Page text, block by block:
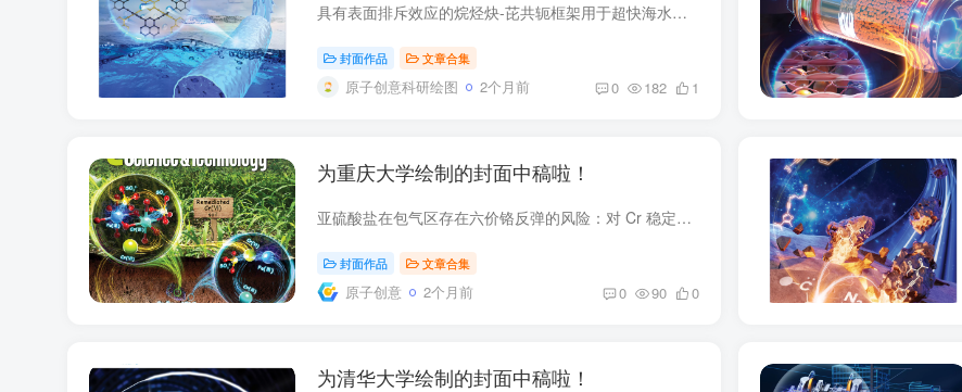
具有表面排斥效应的烷烃炔-芘共轭框架用于超快海水淡化 数十亿人口正遭受清洁水供需失衡的困扰，从而导致全球可持续发展危机。膜脱盐是一种从含盐水中生产淡水的有前途的方法。然而，传统膜经常...
封面作品 文章合集
原子创意科研绘图 2个月前 0 182 1
为重庆大学绘制的封面中稿啦！
亚硫酸盐在包气区存在六价铬反弹的风险：对 Cr 稳定性的挑战x铁1–倍（哦）3 Cr（VI） 反弹是与 Cr（VI） 污染土壤的还原修复相关的主要风险。亚硫酸盐（可能由微生物活动产生或源自含硫修复剂...
封面作品 文章合集
原子创意 2个月前 0 90 0
为清华大学绘制的封面中稿啦！